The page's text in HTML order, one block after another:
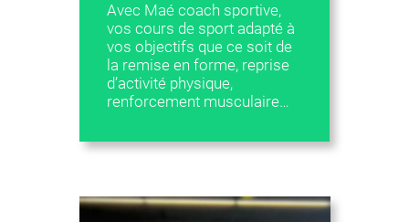
Avec Maé coach sportive,
vos cours de sport adapté à
vos objectifs que ce soit de
la remise en forme, reprise
d’activité physique,
renforcement musculaire…